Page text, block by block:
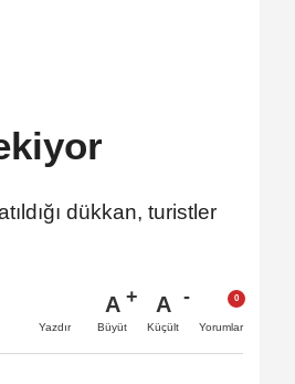
dükkan, turistler
Yazdır
A
Büyüt
A
Küçült Yorumlar